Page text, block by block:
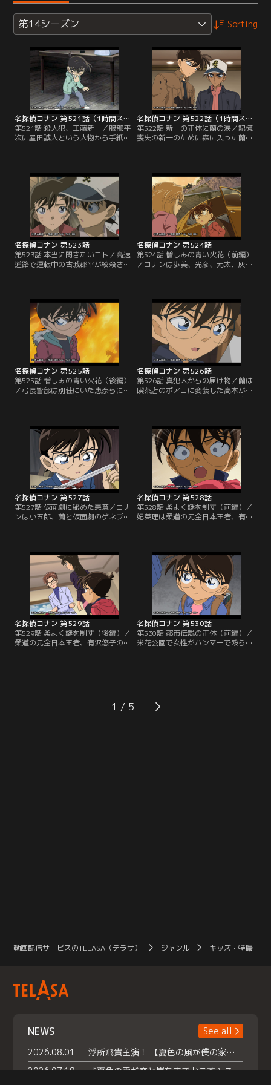
第14シーズン Sorting
名探偵コナン 第521話（1時間スペシャル）
第521話 殺人犯、工藤新一／服部平
次に屋田誠人という人物から手紙が
届く。1年前に工藤新一が解いた殺
む平次は、小五郎の車に乗り事件が
起きた東奥穂村へ向かう。風邪を引
いて咳き込むコナンを皆は心配する
が、阿笠博士にもらった風邪薬を飲
んだので心配ないと伝える。
名探偵コナン 第522話（1時間スペシャル）
第522話 新一の正体に蘭の涙／記憶
喪失の新一のために森に入った蘭
見。カツラ用の白髪を見つけ、小屋
の主が死羅神だと睨む。さらにズタ
ズタに切り裂かれた新一の写真と散
乱した鏡の破片を見つけた平次は真
相に辿り着き、皆を家に集めるよう
に伝える。
名探偵コナン 第523話
第523話 本当に聞きたいコト／高速
道路で運転中の古城郡平が絞殺され
に対抗する別チームのリーダー。下
鳥は交通事故死した古城のチームの
メンバー、彰の父親だった。新一は
平次と共に犯人とトリックを見破る
が、戻る前兆である発作に襲わ
れ…。
名探偵コナン 第524話
第524話 憎しみの青い火花（前編）
／コナンは歩美、光彦、元太、灰原
カーが通りかかり、その車を停車さ
せる。事情を説明してガソリンスタ
ンドまで乗せて欲しいと頼むが、運
転する男性は「一生、ここで待って
なよ。クソジジイ」と毒づいて走り
去ってしまう。
名探偵コナン 第525話
第525話 憎しみの青い火花（後編）
／弓長警部は別荘にいた恵奈らに事
屋に全員集まっていたと証言する。
話を聞いた弓長は仮に発火装置があ
ったとしても誰も操作できなかった
と考える。続いて弓長はガソリン入
りのポリタンクが運悪く倒れた理由
を質問する。
名探偵コナン 第526話
第526話 真犯人からの届け物／蘭は
喫茶店のポアロに変装した高木がい
に容疑がかかっている事を明かす。
杉人が行方をくらませたため、梓は
監視されていたのだ。鳥平は杉人の
上司で、凶器の狩猟用ライフルから
杉人の指紋が検出されたという。
名探偵コナン 第527話
第527話 仮面劇に秘めた悪意／コナ
ンは小五郎、蘭と仮面劇のゲネプロ
事を明かす。舞台では王子が大臣に
刺され、大臣も落雷によってベラン
ダから奈落へ転落。王は邪魔者2人
が死んで祝杯をあげるが、大臣が酒
に毒を盛っていたために毒殺されて
しまう。
名探偵コナン 第528話
第528話 柔よく謎を制す（前編）／
妃英理は柔道の元全日本王者、有沢
英理が家へ行って盗聴器や隠しカメ
ラの有無を調べる事に。英理は悠
子、コナン、蘭とホテルで食事した
後、悠子の自宅へ。到着して間もな
く、コナンは納戸で絶命した嗣郎を
発見する…。
名探偵コナン 第529話
第529話 柔よく謎を制す（後編）／
柔道の元全日本王者、有沢悠子の
夫、嗣郎が絞殺される。英理は悠子
席を立ったのはトイレに行った10分
のみ。英理、そしてコナンはどのよ
名探偵コナン 第530話
第530話 都市伝説の正体（前編）／
米花公園で女性がハンマーで殴られ
ンが高木刑事と佐藤刑事を発見。2
人はマンション3階の一室にいると
1
動画配信サービスのTELASA（テラサ） ジャンル キッズ・特撮一覧
NEWS
See all
2026.08.01
浮所飛貴主演！ 【夏色の風が僕の家にやってきた】 本日よりテラサで独占配信スタート！
2026.07.18
『夏色の雲が恋と嵐をまきおこす』スペシャルメイキング 【Part1】2026年７月18日（土）23時30分～配信スタート！話題のシーンの裏側を大公開！豪華キャスト大集合！ 『武宮家 真夏の家族会議』開催！